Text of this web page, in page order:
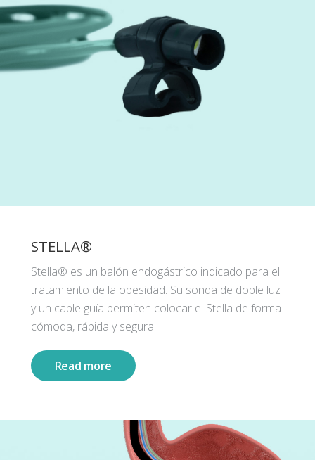
STELLA®
Stella® es un balón endogástrico indicado para el
tratamiento de la obesidad. Su sonda de doble luz
y un cable guía permiten colocar el Stella de forma
cómoda, rápida y segura.
Read more